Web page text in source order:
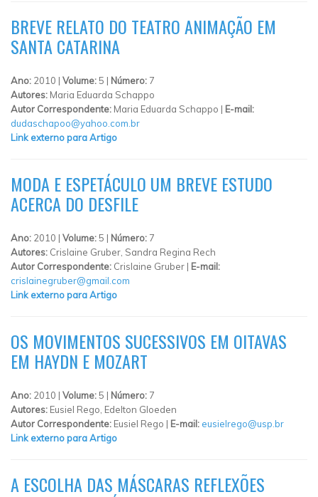
BREVE RELATO DO TEATRO ANIMAÇÃO EM
SANTA CATARINA
Ano: 2010 | Volume:5 | Número: 7
Autores: Maria Eduarda Schappo
Autor Correspondente: Maria Eduarda Schappo | E-mail:
dudaschapoo@yahoo.com.br
Link externo para Artigo
MODA E ESPETÁCULO UM BREVE ESTUDO
ACERCA DO DESFILE
Ano: 2010 | Volume:5 | Número: 7
Autores: Crislaine Gruber, Sandra Regina Rech
Autor Correspondente: Crislaine Gruber | E-mail:
crislainegruber@gmail.com
Link externo para Artigo
OS MOVIMENTOS SUCESSIVOS EM OITAVAS
EM HAYDN E MOZART
Ano: 2010 | Volume:5 | Número: 7
Autores: Eusiel Rego, Edelton Gloeden
Autor Correspondente: Eusiel Rego | E-mail: eusielrego@usp.br
Link externo para Artigo
A ESCOLHA DAS MÁSCARAS REFLEXÕES